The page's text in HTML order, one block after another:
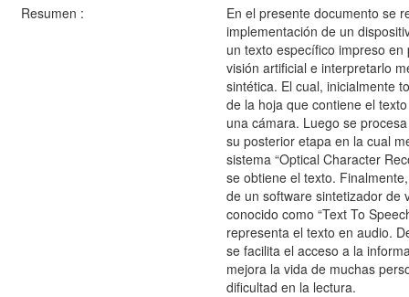
Resumen :
En el presente documento se
implementación de un
un texto específico impreso en
visión artificial e interpretarlo
sintética. El cual, inicialmente
de la hoja que contiene el
una cámara. Luego se
su posterior etapa en la cual
sistema “Optical Character
se obtiene el texto.
de un software sintetizador de
conocido como “Text To
representa el texto en audio.
se facilita el acceso a la
mejora la vida de muchas
dificultad en la lectura.